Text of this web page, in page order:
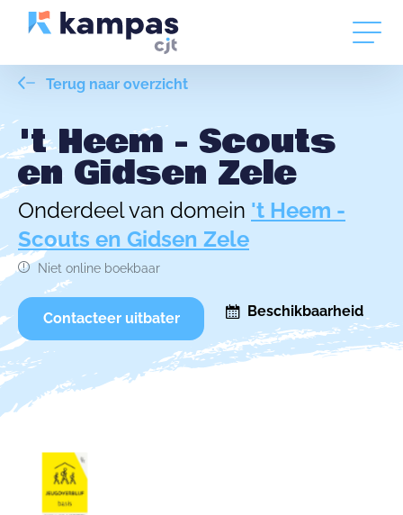
Terug naar overzicht
't Heem - Scouts
en Gidsen Zele
Onderdeel van domein 't Heem -
Scouts en Gidsen Zele
Niet online boekbaar
Contacteer uitbater Beschikbaarheid